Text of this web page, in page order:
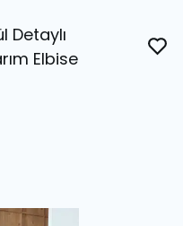
Detaylı
Elbise